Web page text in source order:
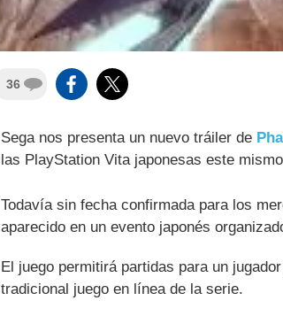
36
Sega nos presenta un nuevo tráiler de
las PlayStation Vita japonesas este
Todavía sin fecha confirmada para los
aparecido en un evento japonés
El juego permitirá partidas para un
tradicional juego en línea de la serie.